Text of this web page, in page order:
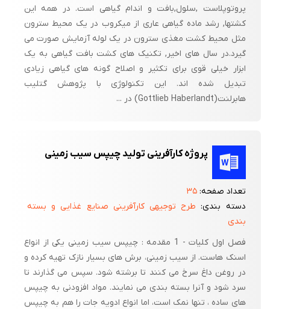
پروتوپلاست ,سلول,بافت و اندام گیاهی است. در همه این
کشتها, رشد ماده گیاهی عاری از میکروب در یک محیط سترون
مثل محیط کشت مغذی سترون در یک لوله آزمایش صورت می
گیرد.در سال های اخیر, تکنیک های کشت بافت گیاهی به یک
ابزار خیلی قوی برای تکثیر و اصلاح گونه های گیاهی زیادی
تبدیل شده اند. این تکنولوژی با پژوهش گتلیب
هابرلنت(Gottlieb Haberlandt) در ...
پروژه کارآفرینی تولید چیپس سیب زمینی
تعداد صفحه:۳۵
دسته بندی: طرح توجیهی کارآفرینی صنایع غذایی و بسته
بندی
فصل اول کلیات - 1 مقدمه : چیپس سیب زمینی یکی از انواع
اسنک هاست. از سیب زمینی، برش های بسیار نازک تهیه کرده و
در روغن داغ سرخ می کنند تا برشته شود. سپس می گذارند تا
سرد شود و آنرا بسته بندی می نمایند. مواد افزودنی به چیپس
های ساده ، تنها نمک است، اما انواع ادویه جات را هم به چیپس